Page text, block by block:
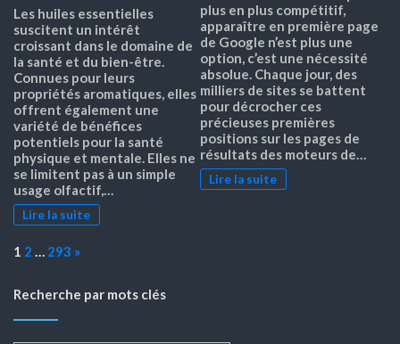
Les huiles essentielles
suscitent un intérêt
croissant dans le domaine de
la santé et du bien-être.
Connues pour leurs
propriétés aromatiques, elles
offrent également une
variété de bénéfices
potentiels pour la santé
physique et mentale. Elles ne
se limitent pas à un simple
usage olfactif,…
Lire la suite
plus en plus compétitif,
apparaître en première page
de Google n’est plus une
option, c’est une nécessité
absolue. Chaque jour, des
milliers de sites se battent
pour décrocher ces
précieuses premières
positions sur les pages de
résultats des moteurs de…
Lire la suite
Page:
1 2 … 293 Next
»
Recherche par mots clés